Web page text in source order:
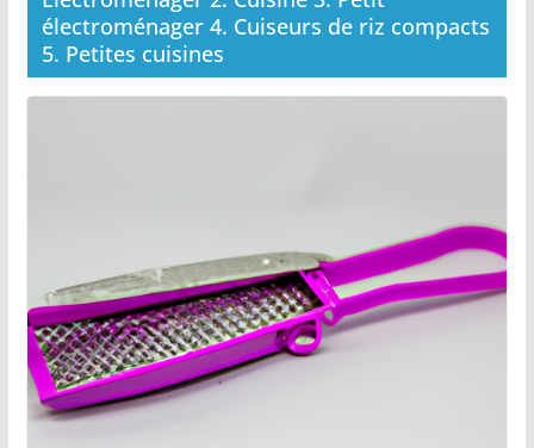
électroménager 4. Cuiseurs de riz compacts
5. Petites cuisines